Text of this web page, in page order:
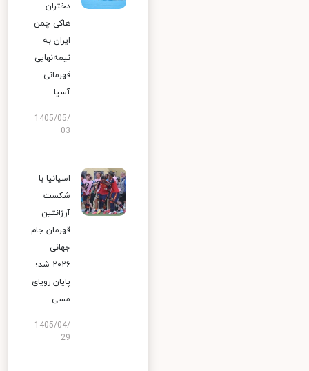
دختران
هاکی چمن
ایران به
نیمه‌نهایی
قهرمانی
آسیا
1405/05/
03
اسپانیا با
شکست
آرژانتین
قهرمان جام
جهانی
۲۰۲۶ شد؛
پایان رویای
مسی
1405/04/
29